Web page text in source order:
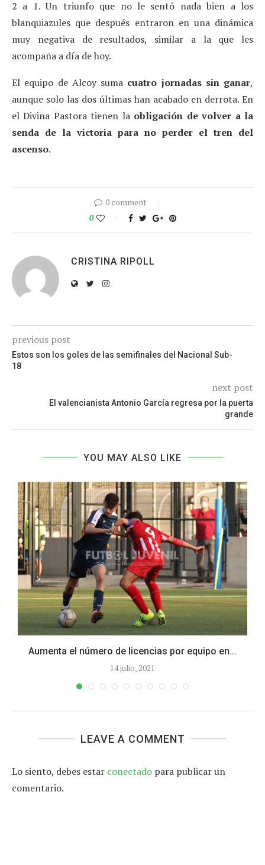
2 a 1. Un triunfo que no le sentó nada bien a los
blanquiazules que después entraron en una dinámica
muy negativa de resultados, similar a la que les
acompaña a día de hoy.
El equipo de Alcoy suma cuatro jornadas sin ganar,
aunque solo las dos últimas han acabado en derrota. En
el Divina Pastora tienen la obligación de volver a la
senda de la victoria para no perder el tren del
ascenso.
0 comment
0
CRISTINA RIPOLL
previous post
Estos son los goles de las semifinales del Nacional Sub-
18
next post
El valencianista Antonio García regresa por la puerta
grande
YOU MAY ALSO LIKE
Aumenta el número de licencias por equipo en...
14 julio, 2021
LEAVE A COMMENT
Lo siento, debes estar conectado para publicar un
comentario.